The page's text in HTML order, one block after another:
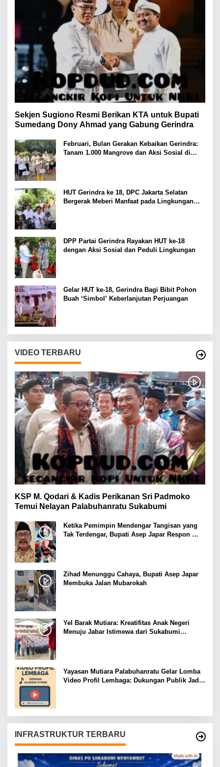
Sekjen Sugiono Resmi Berikan KTA untuk Bupati
Sumedang Dony Ahmad yang Gabung Gerindra
Februari, Bulan Gerakan Kebaikan Gerindra:
Tanam 1.000 Mangrove dan Aksi Sosial di
HUT Gerindra ke 18, DPC Jakarta Selatan
Bergerak Meberi Manfaat pada Lingkungan
DPP Partai Gerindra Rayakan HUT ke-18
dengan Aksi Sosial dan Peduli Lingkungan
Gelar HUT ke-18, Gerindra Bagi Bibit Pohon
Buah ‘Simbol’ Keberlanjutan Perjuangan
VIDEO TERBARU
KSP M. Qodari & Kadis Perikanan Sri Padmoko
Temui Nelayan Palabuhanratu Sukabumi
Ketika Pemimpin Mendengar Tangisan yang
Tak Terdengar, Bupati Asep Japar Respon
Zihad Menunggu Cahaya, Bupati Asep Japar
Membuka Jalan Mubarokah
Yel Barak Mutiara: Kreatifitas Anak Negeri
Menuju Jabar Istimewa dari Sukabumi
Yayasan Mutiara Palabuhanratu Gelar Lomba
Video Profil Lembaga: Dukungan Publik Jadi
INFRASTRUKTUR TERBARU